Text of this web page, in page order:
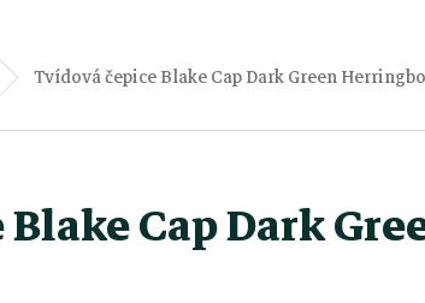
Tvídová čepice Blake Cap Dark Green
Cap Dark